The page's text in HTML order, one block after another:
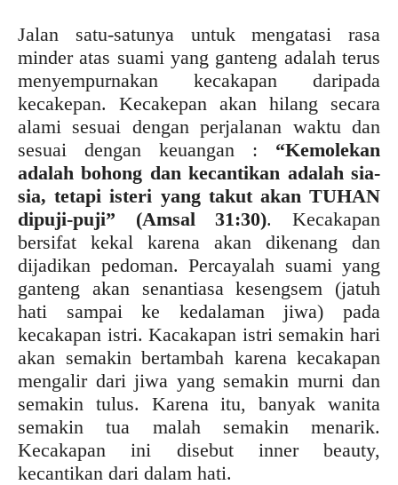
Jalan satu-satunya untuk mengatasi rasa
minder atas suami yang ganteng adalah terus
menyempurnakan kecakapan daripada
kecakepan. Kecakepan akan hilang secara
alami sesuai dengan perjalanan waktu dan
sesuai dengan keuangan : “Kemolekan
adalah bohong dan kecantikan adalah sia-
sia, tetapi isteri yang takut akan TUHAN
dipuji-puji” (Amsal 31:30). Kecakapan
bersifat kekal karena akan dikenang dan
dijadikan pedoman. Percayalah suami yang
ganteng akan senantiasa kesengsem (jatuh
hati sampai ke kedalaman jiwa) pada
kecakapan istri. Kacakapan istri semakin hari
akan semakin bertambah karena kecakapan
mengalir dari jiwa yang semakin murni dan
semakin tulus. Karena itu, banyak wanita
semakin tua malah semakin menarik.
Kecakapan ini disebut inner beauty,
kecantikan dari dalam hati.